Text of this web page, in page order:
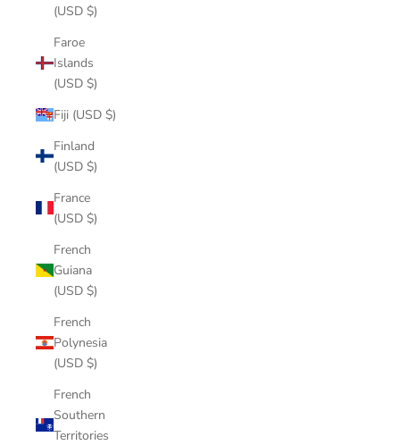
(USD $)
Faroe
Islands
(USD $)
Fiji (USD $)
Finland
(USD $)
France
(USD $)
French
Guiana
(USD $)
French
Polynesia
(USD $)
French
Southern
Territories